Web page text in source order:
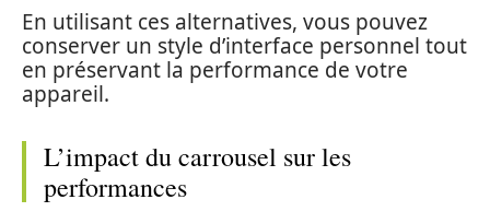
En utilisant ces alternatives, vous pouvez
conserver un style d’interface personnel tout
en préservant la performance de votre
appareil.
L’impact du carrousel sur les
performances